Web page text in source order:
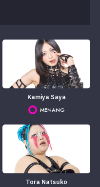
Kamiya Saya
MENANG
Tora Natsuko